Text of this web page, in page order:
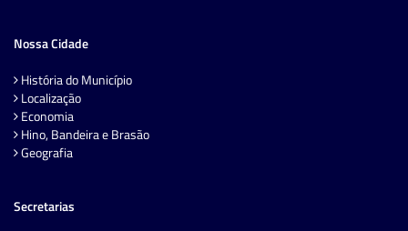
Nossa Cidade
História do Município
Localização
Economia
Hino, Bandeira e Brasão
Geografia
Secretarias